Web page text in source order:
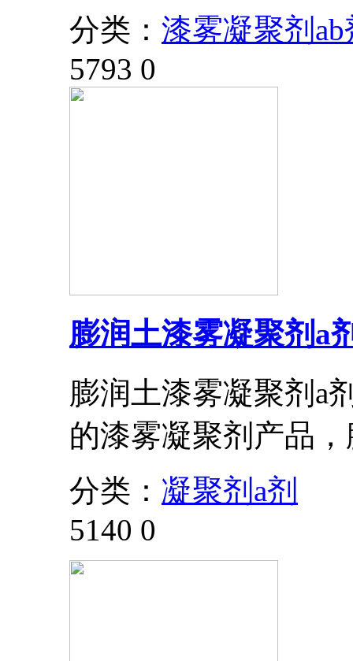
分类： 漆雾凝聚剂ab
5793 0
膨润土漆雾凝聚剂a
膨润土漆雾凝聚剂a
的漆雾凝聚剂产品
分类： 凝聚剂a剂
5140 0